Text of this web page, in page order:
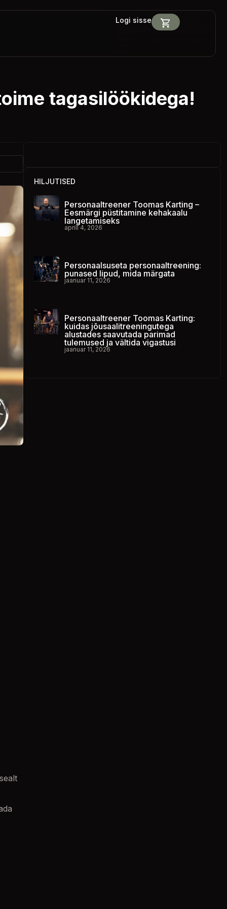
Logi sisse
tagasilöökidega!
HILJUTISED
Personaaltreener Toomas Karting –
Eesmärgi püstitamine kehakaalu
langetamiseks
aprill 4, 2026
Personaalsuseta personaaltreening:
punased lipud, mida märgata
jaanuar 11, 2026
Personaaltreener Toomas Karting:
kuidas jõusaalitreeningutega
alustades saavutada parimad
tulemused ja vältida vigastusi
jaanuar 11, 2026